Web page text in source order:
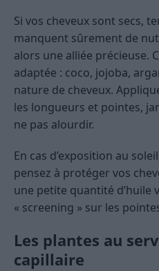
Si vos cheveux sont secs,
manquent sûrement de
alors une alliée précieuse.
adaptée : coco, jojoba,
nature de cheveux.
les longueurs et pointes,
ne pas alourdir.
En cas d’exposition au
pensez à protéger vos
une petite quantité d’huile
« screening » sur les
Les plantes au
capillaire